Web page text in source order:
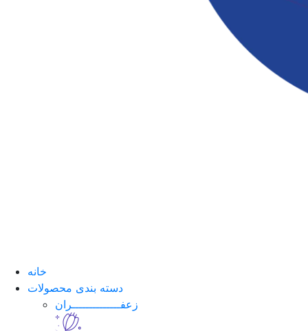
خانه
دسته بندی محصولات
زعفــــــــــــــران